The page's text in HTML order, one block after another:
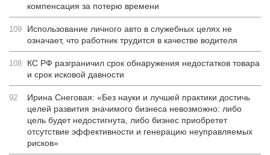
компенсация за потерю времени
109
Использование личного авто в служебных целях не
означает, что работник трудится в качестве водителя
108
КС РФ разграничил срок обнаружения недостатков товара
и срок исковой давности
92
Ирина Снеговая: «Без науки и лучшей практики достичь
целей развития значимого бизнеса невозможно: либо
цель будет недостигнута, либо бизнес приобретет
отсутствие эффективности и генерацию неуправляемых
рисков»